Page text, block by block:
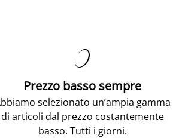

Prezzo basso sempre
selezionato un’ampia gamma
di articoli dal prezzo costantemente
basso. Tutti i giorni.